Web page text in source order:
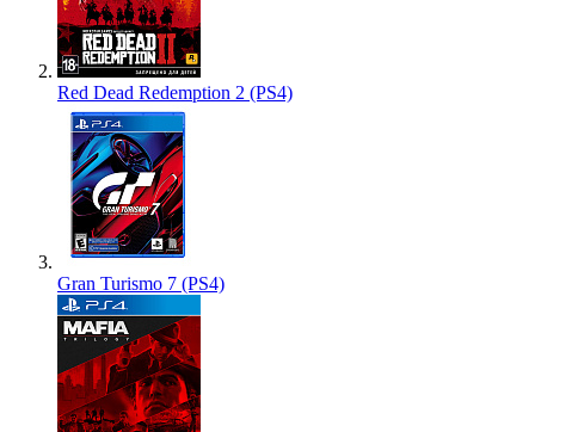
Red Dead Redemption 2 (PS4)
Gran Turismo 7 (PS4)